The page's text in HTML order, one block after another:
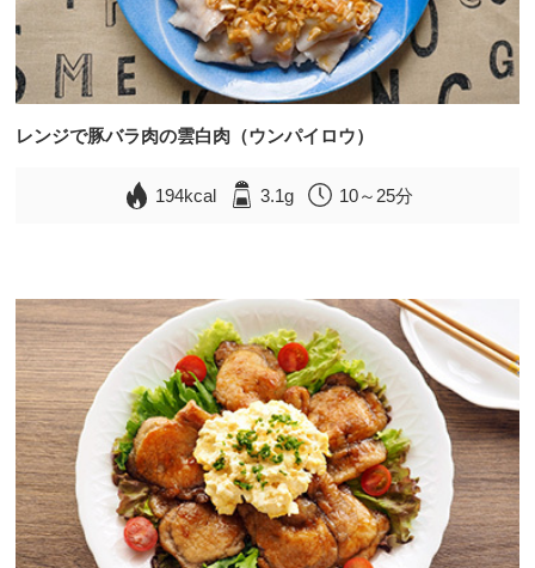
レンジで豚バラ肉の雲白肉（ウンパイロウ）
194kcal 3.1g 10～25分